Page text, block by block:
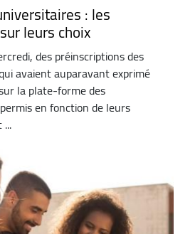
: les
leurs choix
des préinscriptions des
avaient auparavant exprimé
la plate-forme des
en fonction de leurs